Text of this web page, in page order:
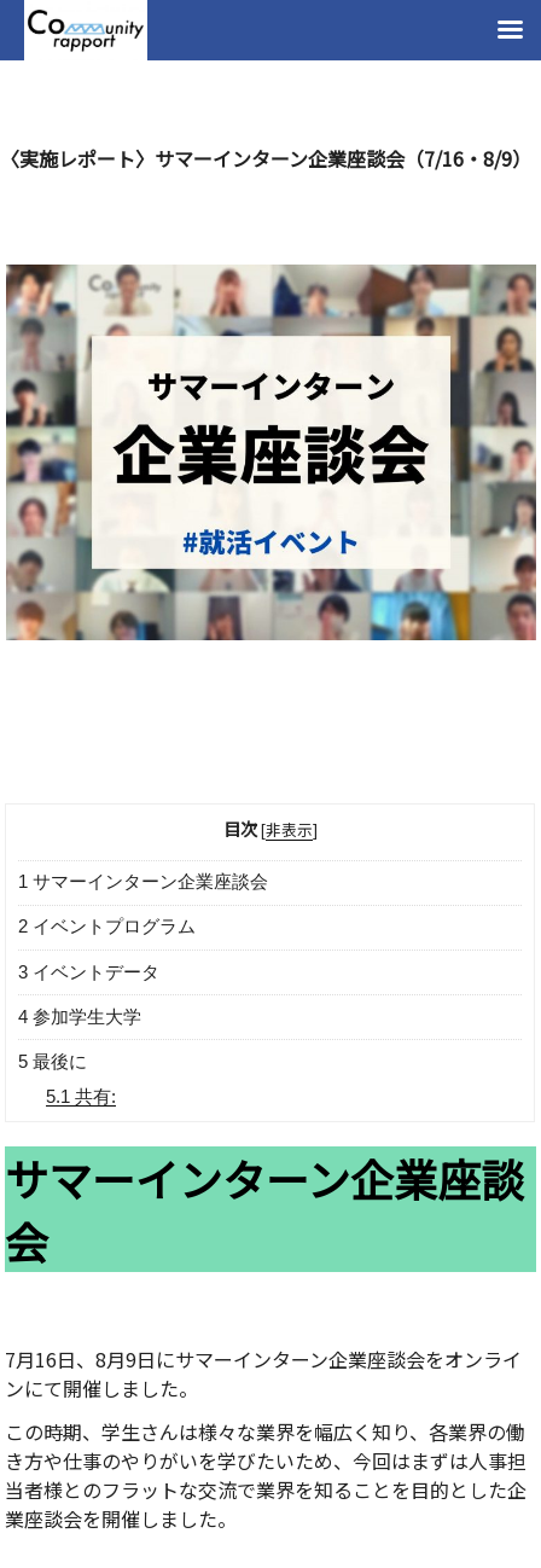
〈実施レポート〉サマーインターン企業座談会（7/16・8/9）
目次[非表示]
1 サマーインターン企業座談会
2 イベントプログラム
3 イベントデータ
4 参加学生大学
5 最後に
5.1 共有:
サマーインターン企業座談
会
7月16日、8月9日にサマーインターン企業座談会をオンライ
ンにて開催しました。
この時期、学生さんは様々な業界を幅広く知り、各業界の働
き方や仕事のやりがいを学びたいため、今回はまずは人事担
当者様とのフラットな交流で業界を知ることを目的とした企
業座談会を開催しました。